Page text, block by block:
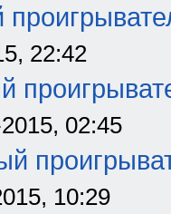
22:42
02:45
10:29